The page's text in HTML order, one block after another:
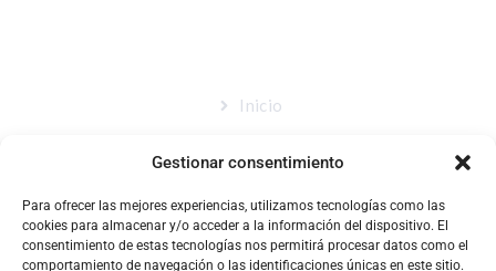
Gestionar consentimiento
Para ofrecer las mejores experiencias, utilizamos tecnologías como las
cookies para almacenar y/o acceder a la información del dispositivo. El
consentimiento de estas tecnologías nos permitirá procesar datos como el
comportamiento de navegación o las identificaciones únicas en este sitio.
Inicio
Catálogo
Blog